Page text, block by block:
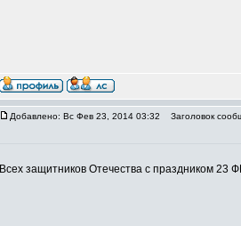
Добавлено: Вс Фев 23, 2014 03:32 Заголовок
Всех защитников Отечества с праздником 23